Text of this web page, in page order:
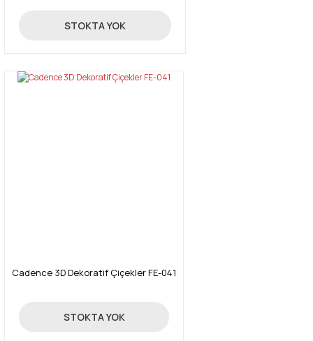
24,70 TL
STOKTA YOK
Cadence 3D Dekoratif Çiçekler FE-041
9,12 TL
STOKTA YOK